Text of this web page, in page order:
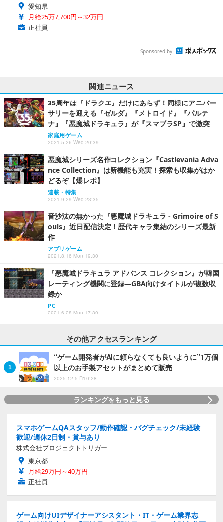
愛知県
月給25万7,700円～32万円
正社員
Sponsored by
関連ニュース
35周年は『ドラクエ』だけにあらず！同様にアニバー
サリーを迎える『ゼルダ』『メトロイド』『パルテ
ナ』『悪魔城ドラキュラ』が『スマブラSP』で激突
家庭用ゲーム
2021.5.26 Wed 20:39
悪魔城シリーズ名作コレクション『Castlevania Adva
nce Collection』は新機能も充実！探索も収集がはか
どるぞ【爆レポ】
連載・特集
2021.9.29 Wed 23:35
音沙汰の無かった『悪魔城ドラキュラ - Grimoire of S
ouls』近日配信決定！歴代キャラ集結のシリーズ最新
作
アプリゲーム
2021.8.16 Mon 19:30
『悪魔城ドラキュラ アドバンス コレクション』が韓国
レーティング機関に登録―GBA向けタイトルが複数収
録か
PC
2021.6.28 Mon 17:30
その他アクセスランキング
“ゲーム開発者がAIに頼らなくても良いように”1万個
以上のお手製アセットがまとめて販売
2025.12.5 Fri 0:28
ランキングをもっと見る
スマホゲームQAスタッフ/動作確認・バグチェック/未経験
歓迎/週休2日制・賞与あり
株式会社プロジェクトトリガー
東京都
月給29万円～40万円
正社員
ゲーム向けUIデザイナーアシスタント・IT・ゲーム業界志